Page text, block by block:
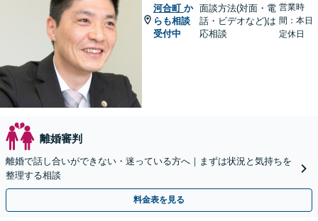
河合町 か
らも相談
受付中
面談方法(対面・電
話・ビデオなど)は
応相談
営業時
間：本日
定休日
離婚審判
離婚で話し合いができない・迷っている方へ｜まずは状況と気持ちを
整理する相談
料金表を見る